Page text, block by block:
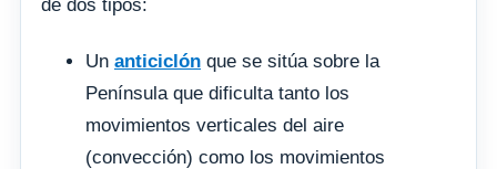
de dos tipos:
Un anticiclón que se sitúa sobre la
Península que dificulta tanto los
movimientos verticales del aire
(convección) como los movimientos